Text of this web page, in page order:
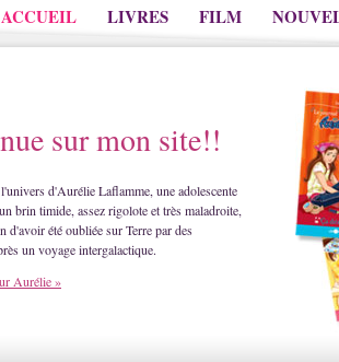
ACCUEIL LIVRES FILM
sur mon site!!
d'Aurélie Laflamme, une adolescente
brin timide, assez rigolote et très maladroite,
d'avoir été oubliée sur Terre par des
un voyage intergalactique.
Aurélie »